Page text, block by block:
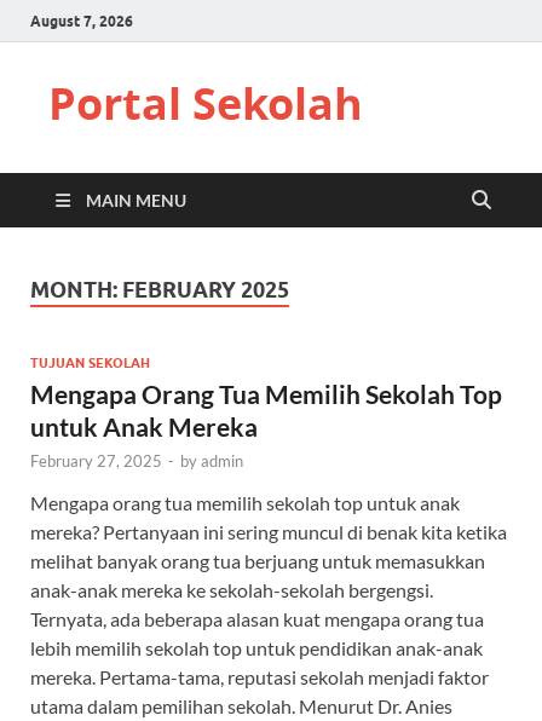
August 7, 2026
Portal Sekolah
MAIN MENU
MONTH: FEBRUARY 2025
TUJUAN SEKOLAH
Mengapa Orang Tua Memilih Sekolah Top
untuk Anak Mereka
February 27, 2025 - byadmin
Mengapa orang tua memilih sekolah top untuk anak
mereka? Pertanyaan ini sering muncul di benak kita ketika
melihat banyak orang tua berjuang untuk memasukkan
anak-anak mereka ke sekolah-sekolah bergengsi.
Ternyata, ada beberapa alasan kuat mengapa orang tua
lebih memilih sekolah top untuk pendidikan anak-anak
mereka. Pertama-tama, reputasi sekolah menjadi faktor
utama dalam pemilihan sekolah. Menurut Dr. Anies